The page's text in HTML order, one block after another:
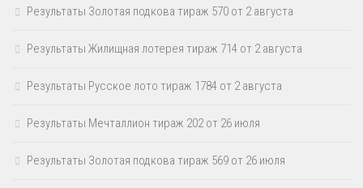
Результаты Золотая подкова тираж 570 от 2 августа
Результаты Жилищная лотерея тираж 714 от 2 августа
Результаты Русское лото тираж 1784 от 2 августа
Результаты Мечталлион тираж 202 от 26 июля
Результаты Золотая подкова тираж 569 от 26 июля